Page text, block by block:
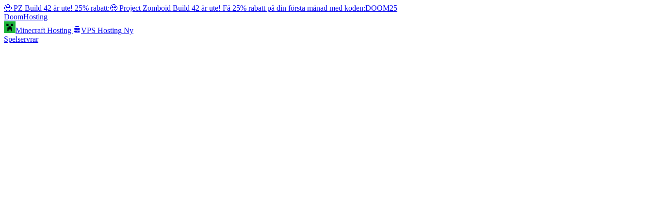
🧟 PZ Build 42 är ute! 25% rabatt:🧟 Project Zomboid Build 42 är ute! Få 25% rabatt på din första månad med koden:DOOM25
DoomHosting
Minecraft Hosting
VPS Hosting Ny
Spelservrar